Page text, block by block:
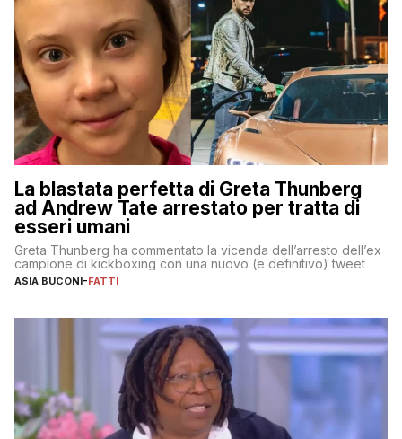
La blastata perfetta di Greta Thunberg
ad Andrew Tate arrestato per tratta di
esseri umani
Greta Thunberg ha commentato la vicenda dell’arresto dell’ex
campione di kickboxing con una nuovo (e definitivo) tweet
ASIA BUCONI-FATTI